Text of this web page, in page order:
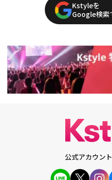
Kstyleを
Google検索
公式アカウン